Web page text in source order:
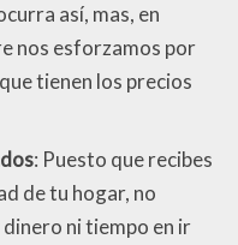
así, mas, en
nos esforzamos por
tienen los precios
: Puesto que recibes
de tu hogar, no
ni tiempo en ir